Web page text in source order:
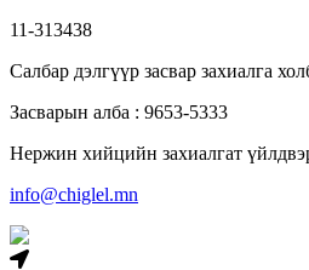
11-313438
Салбар дэлгүүр засвар захиалга
Засварын алба : 9653-5333
Нержин хийцийн захиалгат
info@chiglel.mn